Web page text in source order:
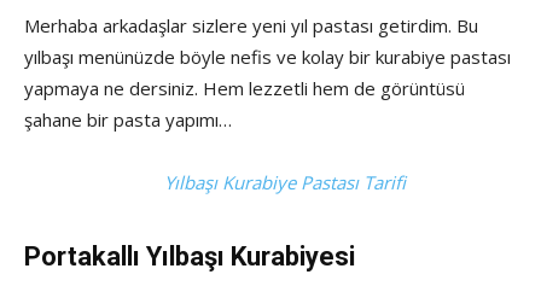
Merhaba arkadaşlar sizlere yeni yıl pastası getirdim. Bu
yılbaşı menünüzde böyle nefis ve kolay bir kurabiye pastası
yapmaya ne dersiniz. Hem lezzetli hem de görüntüsü
şahane bir pasta yapımı…
Yılbaşı Kurabiye Pastası Tarifi
Portakallı Yılbaşı Kurabiyesi